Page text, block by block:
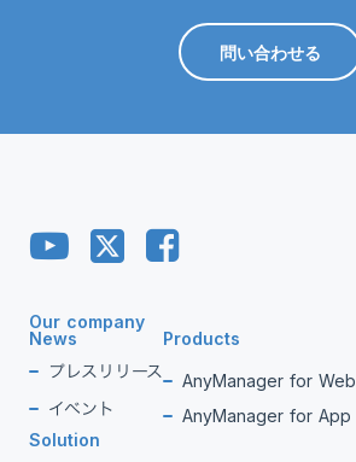
問い合わせる
Our company
News
プレスリリース
イベント
Products
AnyManager for Web
AnyManager for App
Solution